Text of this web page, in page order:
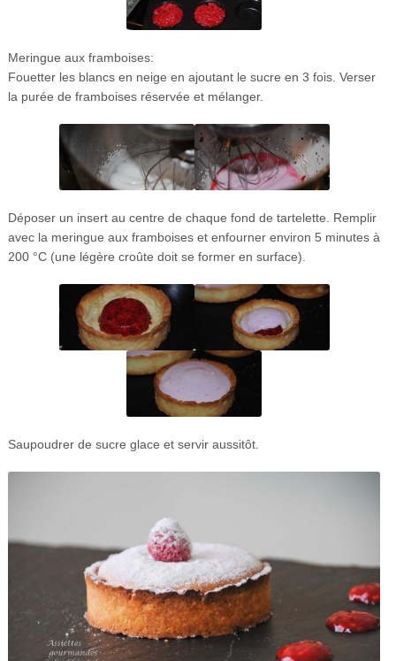
Meringue aux framboises:
Fouetter les blancs en neige en ajoutant le sucre en 3 fois. Verser
la purée de framboises réservée et mélanger.
Déposer un insert au centre de chaque fond de tartelette. Remplir
avec la meringue aux framboises et enfourner environ 5 minutes à
200 °C (une légère croûte doit se former en surface).
Saupoudrer de sucre glace et servir aussitôt.